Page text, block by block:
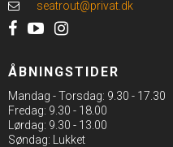
seatrout@privat.dk
ÅBNINGSTIDER
Mandag - Torsdag: 9.30 - 17.30
Fredag: 9.30 - 18.00
Lørdag: 9.30 - 13.00
Søndag: Lukket